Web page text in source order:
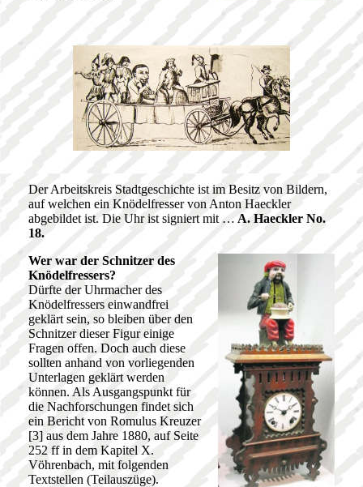
Der Arbeitskreis Stadtgeschichte ist im Besitz von Bildern,
auf welchen ein Knödelfresser von Anton Haeckler
abgebildet ist. Die Uhr ist signiert mit … A. Haeckler No.
18.
Wer war der Schnitzer des
Knödelfressers?
Dürfte der Uhrmacher des
Knödelfressers einwandfrei
geklärt sein, so bleiben über den
Schnitzer dieser Figur einige
Fragen offen. Doch auch diese
sollten anhand von vorliegenden
Unterlagen geklärt werden
können. Als Ausgangspunkt für
die Nachforschungen findet sich
ein Bericht von Romulus Kreuzer
[3] aus dem Jahre 1880, auf Seite
252 ff in dem Kapitel X.
Vöhrenbach, mit folgenden
Textstellen (Teilauszüge).